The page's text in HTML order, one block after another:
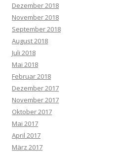
Dezember 2018
November 2018
September 2018
August 2018
Juli 2018
Mai 2018
Februar 2018
Dezember 2017
November 2017
Oktober 2017
Mai 2017
April 2017
März 2017